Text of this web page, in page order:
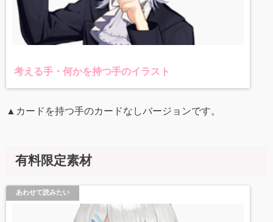
考える手・何かを持つ手のイラスト
▲カードを持つ手のカードなしバージョンです。
有料限定素材
あわせて読みたい